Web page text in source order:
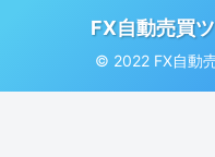
FX自動売買
© 2022 FX自動